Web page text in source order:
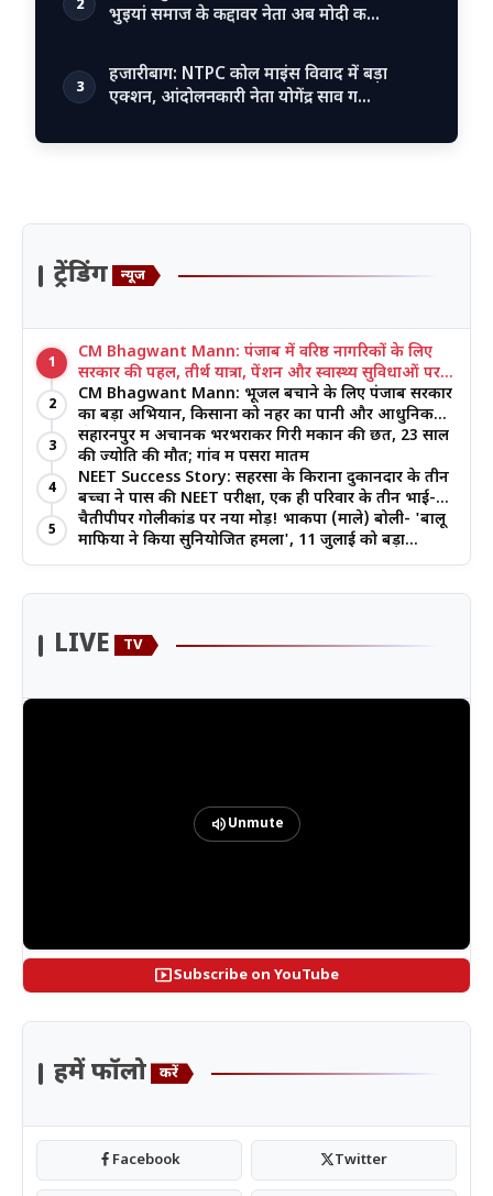
2
भुइयां समाज के कद्दावर नेता अब मोदी क…
3
हजारीबाग: NTPC कोल माइंस विवाद में बड़ा
एक्शन, आंदोलनकारी नेता योगेंद्र साव ग…
ट्रेंडिंग न्यूज
1
CM Bhagwant Mann: पंजाब में वरिष्ठ नागरिकों के लिए
सरकार की पहल, तीर्थ यात्रा, पेंशन और स्वास्थ्य सुविधाओं पर
जोर
2
CM Bhagwant Mann: भूजल बचाने के लिए पंजाब सरकार
का बड़ा अभियान, किसानों को नहर का पानी और आधुनिक
खेती का मिल रहा लाभ
3
सहारनपुर में अचानक भरभराकर गिरी मकान की छत, 23 साल
की ज्योति की मौत; गांव में पसरा मातम
4
NEET Success Story: सहरसा के किराना दुकानदार के तीन
बच्चों ने पास की NEET परीक्षा, एक ही परिवार के तीन भाई-
बहनों ने रचा इतिहास
5
चैतीपीपर गोलीकांड पर नया मोड़! भाकपा (माले) बोली- 'बालू
माफिया ने किया सुनियोजित हमला', 11 जुलाई को बड़ा
आंदोलन
LIVE TV
volume_upUnmute
smart_displaySubscribe on YouTube
हमें फॉलो करें
Facebook Twitter